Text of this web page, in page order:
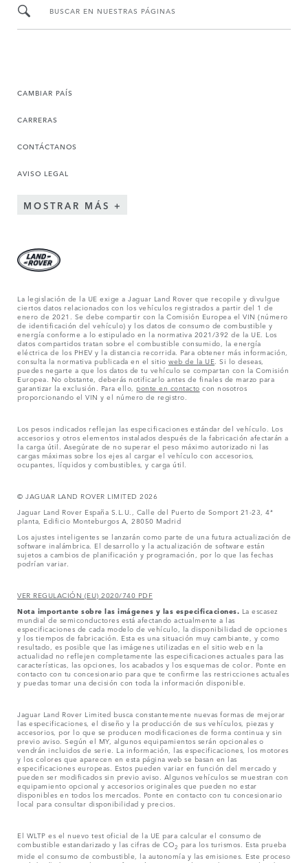
BUSCAR EN NUESTRAS PÁGINAS
CAMBIAR PAÍS
CARRERAS
CONTÁCTANOS
AVISO LEGAL
MOSTRAR MÁS
La legislación de la UE exige a Jaguar Land Rover que recopile y divulgue
ciertos datos relacionados con los vehículos registrados a partir del 1 de
enero de 2021. Se debe compartir con la Comisión Europea el VIN (número
de identificación del vehículo) y los datos de consumo de combustible y
energía conforme a lo estipulado en la normativa 2021/392 de la UE. Los
datos compartidos tratan sobre el combustible consumido, la energía
eléctrica de los PHEV y la distancia recorrida. Para obtener más información,
consulta la normativa publicada en el sitio web de la UE . Si lo deseas,
puedes negarte a que los datos de tu vehículo se compartan con la Comisión
Europea. No obstante, deberás notificarlo antes de finales de marzo para
garantizar la exclusión. Para ello, ponte en contacto con nosotros
proporcionando el VIN y el número de registro.
Los pesos indicados reflejan las especificaciones estándar del vehículo. Los
accesorios y otros elementos instalados después de la fabricación afectarán a
la carga útil. Asegúrate de no superar el peso máximo autorizado ni las
cargas máximas sobre los ejes al cargar el vehículo con accesorios,
ocupantes, líquidos y combustibles, y carga útil.
© JAGUAR LAND ROVER LIMITED 2026
Jaguar Land Rover España S.L.U., Calle del Puerto de Somport 21-23, 4ª
planta, Edificio Monteburgos A, 28050 Madrid
Los ajustes inteligentes se lanzarán como parte de una futura actualización de
software inalámbrica. El desarrollo y la actualización de software están
sujetos a cambios de planificación y programación, por lo que las fechas
podrían variar.
VER REGULACIÓN (EU) 2020/740 PDF
Nota importante sobre las imágenes y las especificaciones. La escasez
mundial de semiconductores está afectando actualmente a las
especificaciones de cada modelo de vehículo, la disponibilidad de opciones
y los tiempos de fabricación. Esta es una situación muy cambiante, y como
resultado, es posible que las imágenes utilizadas en el sitio web en la
actualidad no reflejen completamente las especificaciones actuales para las
características, las opciones, los acabados y los esquemas de color. Ponte en
contacto con tu concesionario para que te confirme las restricciones actuales
y puedas tomar una decisión con toda la información disponible.
Jaguar Land Rover Limited busca constantemente nuevas formas de mejorar
las especificaciones, el diseño y la producción de sus vehículos, piezas y
accesorios, por lo que se producen modificaciones de forma continua y sin
previo aviso. Según el MY, algunos equipamientos serán opcionales o
vendrán incluidos de serie. La información, las especificaciones, los motores
y los colores que aparecen en esta página web se basan en las
especificaciones europeas. Estos pueden variar en función del mercado y
pueden ser modificados sin previo aviso. Algunos vehículos se muestran con
equipamiento opcional y accesorios originales que pueden no estar
disponibles en todos los mercados. Ponte en contacto con tu concesionario
local para consultar disponibilidad y precios.
El WLTP es el nuevo test oficial de la UE para calcular el consumo de
combustible estandarizado y las cifras de CO2 para los turismos. Esta prueba
mide el consumo de combustible, la autonomía y las emisiones. Este proceso